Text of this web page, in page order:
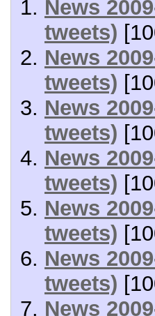
News
tweets)
News
tweets)
News
tweets)
News
tweets)
News
tweets)
News
tweets)
News